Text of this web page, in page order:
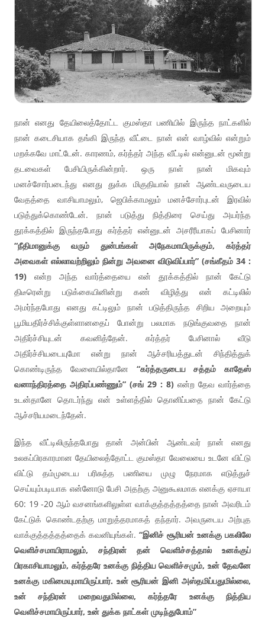
நான் எனது தேயிலைத்தோட்ட குமஸ்தா பணியில் இருந்த நாட்களில்
நான் கடைசியாக தங்கி இருந்த வீட்டை நான் என் வாழ்வில் என்றும்
மறக்கவே மாட்டேன். காரணம், கர்த்தர் அந்த வீட்டில் என்னுடன் மூன்று
தடவைகள் பேசியிருக்கின்றார். ஒரு நாள் நான் மிகவும்
மனச்சோர்படைந்து எனது துக்க மிகுதியால் நான் ஆண்டவருடைய
வேதத்தை வாசியாமலும், ஜெபிக்காமலும் மனச்சோர்புடன் இரவில்
படுத்துக்கொண்டேன். நான் படுத்து நித்திரை செய்து அயர்ந்த
தூக்கத்தில் இருந்தபோது கர்த்தர் என்னுடன் அசரீரீயாகப் பேசினார்
“நீதிமானுக்கு வரும் துன்பங்கள் அநேகமாயிருக்கும், கர்த்தர்
அவைகள் எல்லாவற்றிலும் நின்று அவனை விடுவிப்பார்” (சங்கீதம் 34 :
19) என்ற அந்த வார்த்தையை என் தூக்கத்தில் நான் கேட்டு
திடீரென்று படுக்கையினின்று கண் விழித்து என் கட்டிலில்
அமர்ந்தபோது எனது கட்டிலும் நான் படுத்திருந்த சிறிய அறையும்
பூமியதிர்ச்சிக்குள்ளானதைப் போன்று பலமாக நடுங்குவதை நான்
அதிர்ச்சியுடன் கவனித்தேன். கர்த்தர் பேசினால் வீடு
அதிர்ச்சியடையுமோ என்று நான் ஆச்சரியத்துடன் சிந்தித்துக்
கொண்டிருந்த வேளையில்தானே “கர்த்தருடைய சத்தம் காதேஸ்
வனாந்திரத்தை அதிரப்பண்ணும்” (சங் 29 : 8) என்ற தேவ வார்த்தை
உடன்தானே தொடர்ந்து என் உள்ளத்தில் தொனிப்பதை நான் கேட்டு
ஆச்சரியமடைந்தேன்.
இந்த வீட்டிலிருந்தபோது தான் அன்பின் ஆண்டவர் நான் எனது
உலகப்பிரகாரமான தேயிலைத்தோட்ட குமஸ்தா வேலையை உடனே விட்டு
விட்டு தம்முடைய பரிசுத்த பணியை முழு நேரமாக எடுத்துச்
செய்யும்படியாக என்னோடு பேசி அதற்கு அனுகூலமாக எனக்கு ஏசாயா
60: 19 -20 ஆம் வசனங்களிலுள்ள வாக்குத்தத்தத்தை நான் அவரிடம்
கேட்டுக் கொண்டதற்கு மாறுத்தரமாகத் தந்தார். அவருடைய அற்புத
வாக்குத்தத்தத்தைக் கவனியுங்கள். “இனிச் சூரியன் உனக்கு பகலிலே
வெளிச்சமாயிராமலும், சந்திரன் தன் வெளிச்சத்தால் உனக்குப்
பிரகாசியாமலும், கர்த்தரே உனக்கு நித்திய வெளிச்சமும், உன் தேவனே
உனக்கு மகிமையுமாயிருப்பார். உன் சூரியன் இனி அஸ்தமிப்பதுமில்லை,
உன் சந்திரன் மறைவதுமில்லை, கர்த்தரே உனக்கு நித்திய
வெளிச்சமாயிருப்பார், உன் துக்க நாட்கள் முடிந்துபோம்”